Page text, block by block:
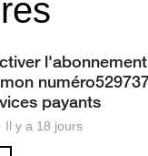
payants
Il y a 18 jours